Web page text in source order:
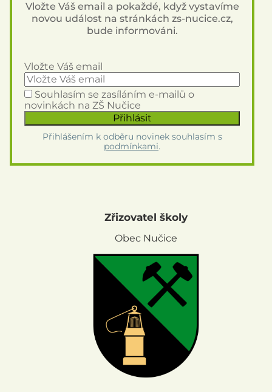
Vložte Váš email a pokaždé, když vystavíme
novou událost na stránkách zs-nucice.cz,
bude informováni.
Vložte Váš email
Souhlasím se zasíláním e-mailů o
novinkách na ZŠ Nučice
Přihlášením k odběru novinek souhlasím s
podmínkami.
Zřizovatel školy
Obec Nučice